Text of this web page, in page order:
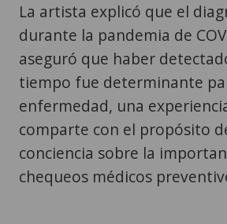
La artista explicó que el
durante la pandemia de
aseguró que haber
tiempo fue determinante
enfermedad, una
comparte con el propósito
conciencia sobre la
chequeos médicos